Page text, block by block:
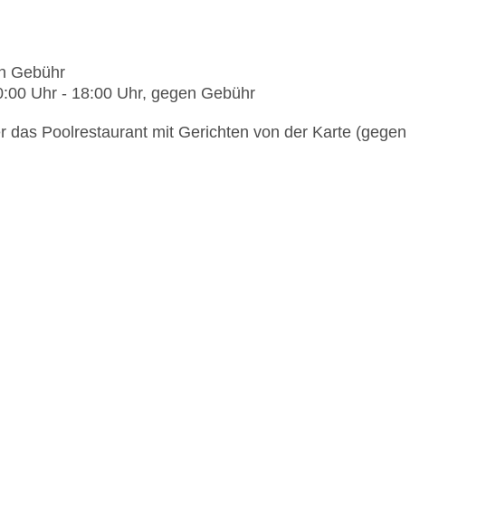
Gebühr
Uhr - 18:00 Uhr, gegen Gebühr
das Poolrestaurant mit Gerichten von der Karte (gegen